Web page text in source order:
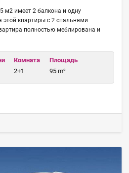
м2 имеет 2 балкона и одну
квартиры с 2 спальнями
полностью меблирована и
Комната
2+1
Площадь
95 m²